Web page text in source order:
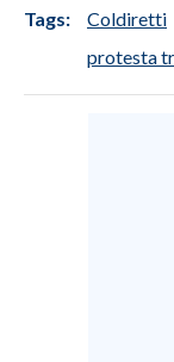
Tags: Coldiretti
protesta